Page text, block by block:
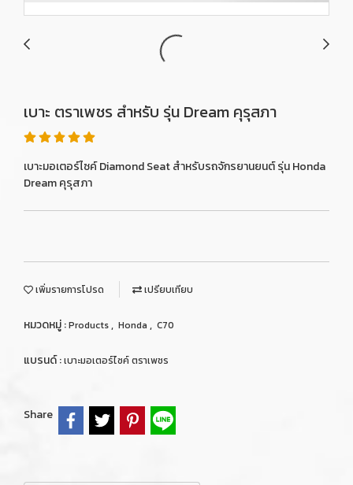
เบาะ ตราเพชร สำหรับ รุ่น Dream คุรุสภา
เบาะมอเตอร์ไซค์ Diamond Seat สำหรับรถจักรยานยนต์ รุ่น Honda
Dream คุรุสภา
เพิ่มรายการโปรด เปรียบเทียบ
หมวดหมู่ :Products, Honda , C70
แบรนด์ :เบาะมอเตอร์ไซค์ ตราเพชร
Share